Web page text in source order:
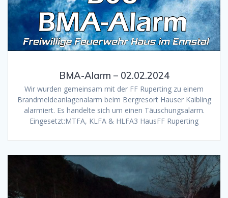
BMA-Alarm – 02.02.2024
Wir wurden gemeinsam mit der FF Ruperting zu einem
Brandmeldeanlagenalarm beim Bergresort Hauser Kaibling
alarmiert. Es handelte sich um einen Täuschungsalarm.
Eingesetzt:MTFA, KLFA & HLFA3 HausFF Ruperting